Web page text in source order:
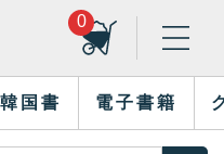
0
韓国書 電子書籍